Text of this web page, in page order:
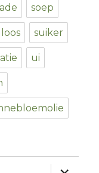
soep
suiker
ui
expand